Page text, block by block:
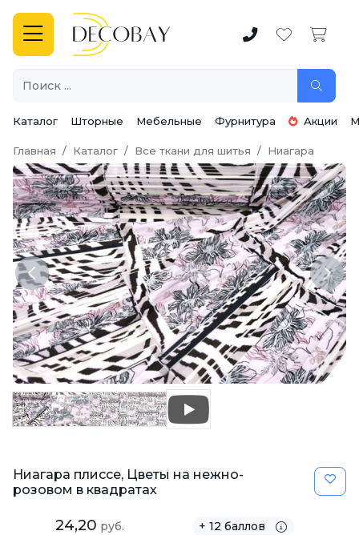
Каталог Шторные Мебельные Фурнитура Акции
Главная Каталог Все ткани для шитья Ниагара
Previous Next
Ниагара плиссе, Цветы на нежно-
розовом в квадратах
24,20 руб. + 12 баллов